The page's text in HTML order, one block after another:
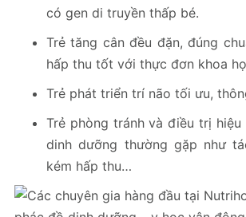
có gen di truyền thấp bé.
Trẻ tăng cân đều đặn, đúng
hấp thu tốt với thực đơn khoa
Trẻ phát triển trí não tối ưu,
Trẻ phòng tránh và điều trị
dinh dưỡng thường gặp như
kém hấp thu…